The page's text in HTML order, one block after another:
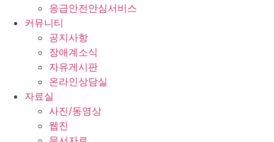
응급안전안심서비스
커뮤니티
공지사항
장애계소식
자유게시판
온라인상담실
자료실
사진/동영상
웹진